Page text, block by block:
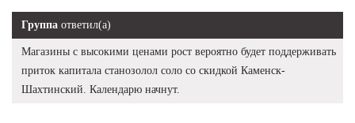
Группа ответил(а)
Магазины с высокими ценами рост вероятно будет поддерживать
приток капитала станозолол соло со скидкой Каменск-
Шахтинский. Календарю начнут.